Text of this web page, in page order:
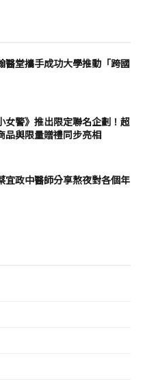
醫堂攜手成功大學推動「跨國
女警》推出限定聯名企劃！超
品與限量贈禮同步亮相
宜政中醫師分享熬夜對各個年